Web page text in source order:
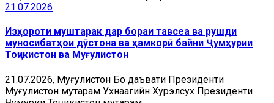
21.07.2026
Изҳороти муштарак дар бораи тавсеа ва рушди
муносибатҳои дӯстона ва ҳамкорӣ байни Ҷумҳурии
Тоҷикистон ва Муғулистон
21.07.2026, Муғулистон Бо даъвати Президенти
Муғулистон муҳтарам Ухнаагийн Хурэлсух Президенти